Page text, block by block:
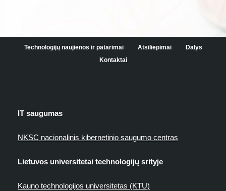
Technologijų naujienos ir patarimai Atsiliepimai
Dalys
Kontaktai
IT saugumas
NKSC nacionalinis kibernetinio saugumo centras
Lietuvos universitetai technologijų srityje
Kauno technologijos universitetas (KTU)